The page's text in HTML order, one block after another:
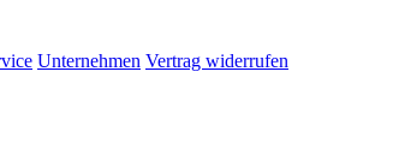
Unternehmen Vertrag widerrufen